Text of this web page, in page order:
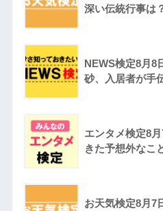
深い伝統行事は
NEWS検定8月8
砂、入居者が手
エンタメ検定8
きた予想外なこ
お天気検定8月7